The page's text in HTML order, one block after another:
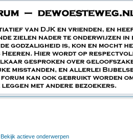
Bekijk actieve onderwerpen